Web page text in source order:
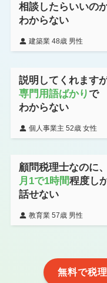
相談したらいいの
わからない
建築業 48歳 男性
説明してくれます
専門用語ばかりで
わからない
個人事業主 52歳 女性
顧問税理士なのに、
月1で1時間程度し
話せない
教育業 57歳 男性
無料で税